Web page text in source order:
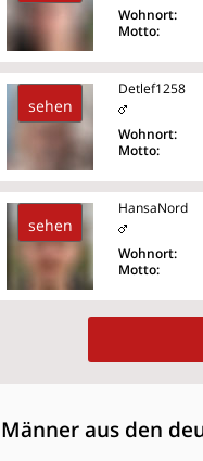
Wohnort:
Motto:
sehen
Detlef1258
Wohnort:
Motto:
sehen
HansaNord
Wohnort:
Motto:
Männer aus den